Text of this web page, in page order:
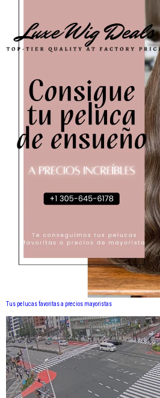
Tus pelucas favoritas a precios mayoristas